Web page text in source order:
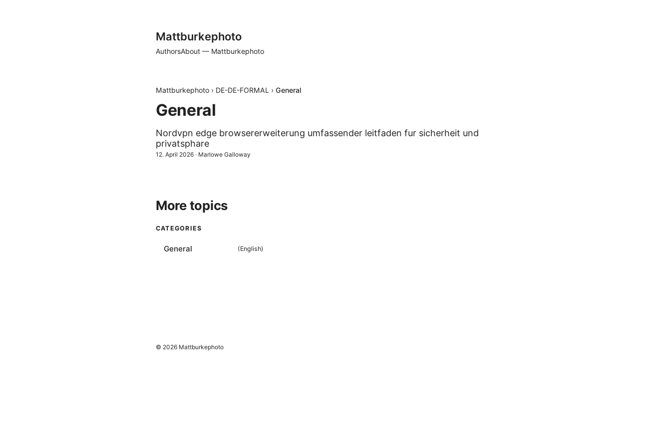
Mattburkephoto
AuthorsAbout — Mattburkephoto
Mattburkephoto › DE-DE-FORMAL › General
General
Nordvpn edge browsererweiterung umfassender leitfaden fur sicherheit und
privatsphare
12. April 2026 · Marlowe Galloway
More topics
CATEGORIES
General (English)
© 2026 Mattburkephoto